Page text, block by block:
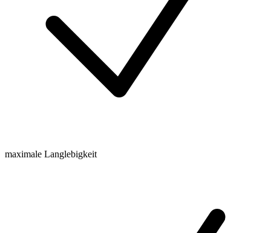
maximale Langlebigkeit